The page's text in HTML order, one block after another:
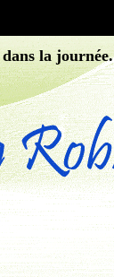
la journée.